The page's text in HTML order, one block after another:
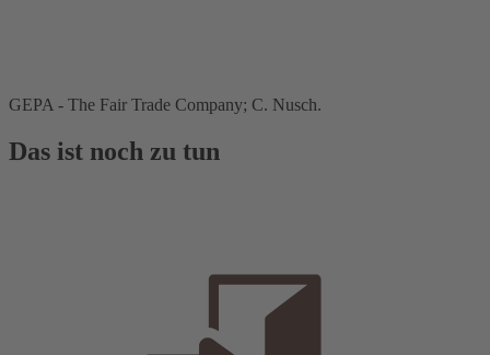
GEPA - The Fair Trade Company; C. Nusch.
Das ist noch zu tun